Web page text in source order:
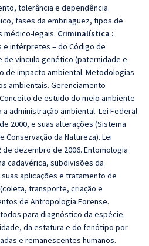
tolerância e dependência.
fases da embriaguez, tipos de
médico-legais. Criminalística :
e intérpretes – do Código de
de vínculo genético (paternidade e
de impacto ambiental. Metodologias
ambientais. Gerenciamento
de estudo do meio ambiente
a administração ambiental. Lei Federal
2000, e suas alterações (Sistema
Conservação da Natureza). Lei
de dezembro de 2006. Entomologia
cadavérica, subdivisões da
aplicações e tratamento de
transporte, criação e
de Antropologia Forense.
para diagnóstico da espécie.
da estatura e do fenótipo por
e remanescentes humanos.